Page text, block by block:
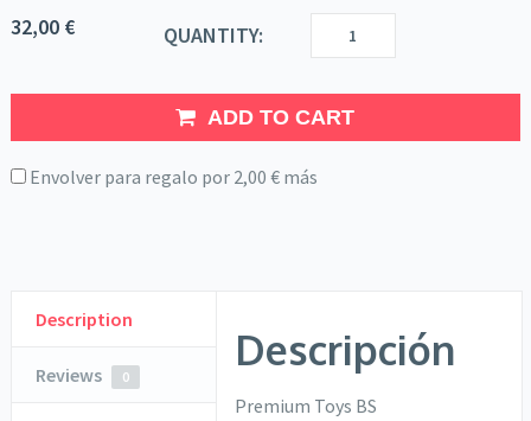
32,00 € QUANTITY:
ADD TO CART
Envolver para regalo por 2,00 €más
Description
Reviews 0
Descripción
Premium Toys BS